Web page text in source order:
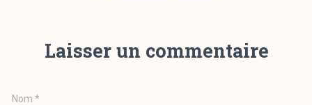
Laisser un commentaire
Nom*